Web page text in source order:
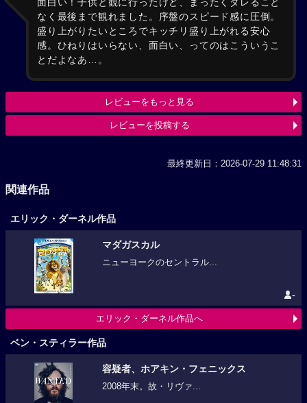
面白い！子供と観に行ったけど、まったくダレること
なく最後まで観れました。序盤のスピード感に圧倒。
盛り上がりたいところでキッチリ盛り上がれる安心
感。ひねりはいらない、面白い、ってのはこういうこ
とだよなあ…。
レビューをもっと見る
レビューを投稿する
最終更新日：2026-07-29 11:48:31
関連作品
エリック・ダーネル作品
マダガスカル
ニューヨークのセントラル...
-
エリック・ダーネル作品へ
ベン・スティラー作品
容疑者、ホアキン・フェニックス
2008年末。故・リヴァ...